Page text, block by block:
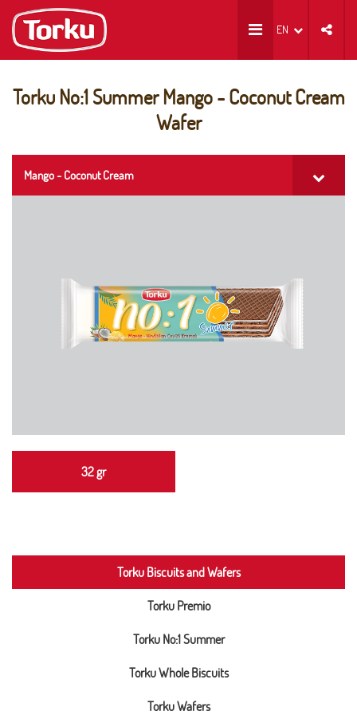
EN
Torku No:1 Summer Mango - Coconut Cream
Wafer
Mango - Coconut Cream
32 gr
Torku Biscuits and Wafers
Torku Premio
Torku No:1 Summer
Torku Whole Biscuits
Torku Wafers